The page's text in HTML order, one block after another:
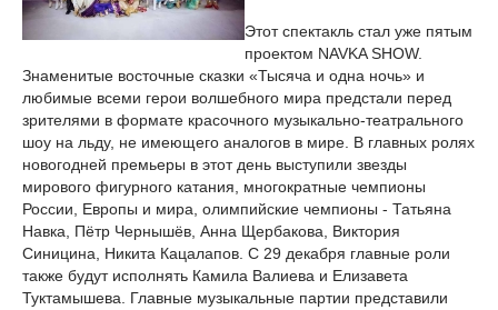
Этот спектакль стал уже пятым
проектом NAVKA SHOW.
Знаменитые восточные сказки «Тысяча и одна ночь» и
любимые всеми герои волшебного мира предстали перед
зрителями в формате красочного музыкально-театрального
шоу на льду, не имеющего аналогов в мире. В главных ролях
новогодней премьеры в этот день выступили звезды
мирового фигурного катания, многократные чемпионы
России, Европы и мира, олимпийские чемпионы - Татьяна
Навка, Пётр Чернышёв, Анна Щербакова, Виктория
Синицина, Никита Кацалапов. С 29 декабря главные роли
также будут исполнять Камила Валиева и Елизавета
Туктамышева. Главные музыкальные партии представили